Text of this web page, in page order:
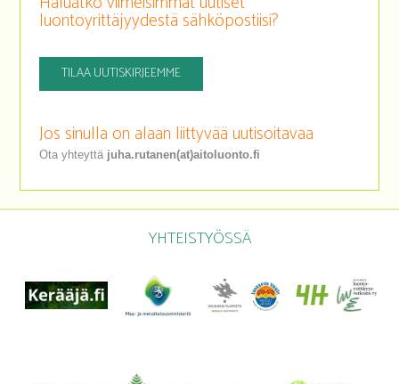
luontoyrittäjyydestä sähköpostiisi?
TILAA UUTISKIRJEEMME
Jos sinulla on alaan liittyvää uutisoitavaa
Ota yhteyttä juha.rutanen(at)aitoluonto.fi
YHTEISTYÖSSÄ